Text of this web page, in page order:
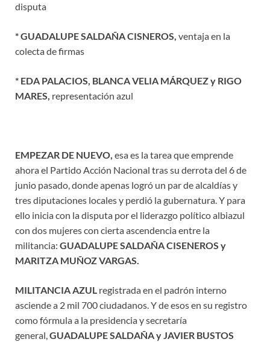
disputa
* GUADALUPE SALDAÑA CISNEROS, ventaja en la
colecta de firmas
* EDA PALACIOS, BLANCA VELIA MÁRQUEZ y RIGO
MARES, representación azul
EMPEZAR DE NUEVO, esa es la tarea que emprende
ahora el Partido Acción Nacional tras su derrota del 6 de
junio pasado, donde apenas logró un par de alcaldías y
tres diputaciones locales y perdió la gubernatura. Y para
ello inicia con la disputa por el liderazgo político albiazul
con dos mujeres con cierta ascendencia entre la
militancia: GUADALUPE SALDAÑA CISENEROS y
MARITZA MUÑOZ VARGAS.
MILITANCIA AZUL registrada en el padrón interno
asciende a 2 mil 700 ciudadanos. Y de esos en su registro
como fórmula a la presidencia y secretaría
general,GUADALUPE SALDAÑA y JAVIER BUSTOS